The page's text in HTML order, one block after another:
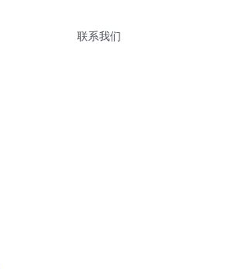
联系我们